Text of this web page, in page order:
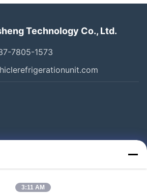
Technology Co., Ltd.
7805-1573
3:11 AM